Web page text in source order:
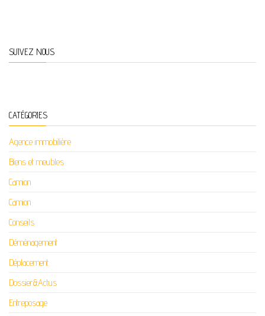
SUIVEZ NOUS
CATÉGORIES
Agence immobilière
Biens et meubles
Camion
Camion
Conseils
Déménagement
Déplacement
Dossier&Actus
Entreposage